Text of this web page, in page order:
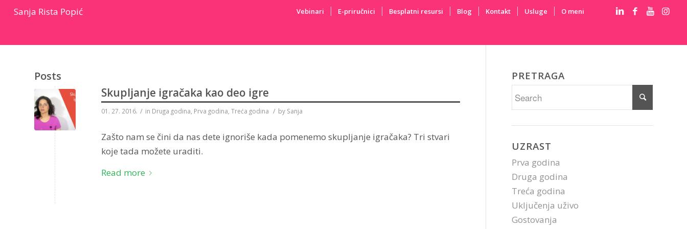
Sanja Rista Popić Vebinari E-priručnici Besplatni resursi Blog Kontakt Usluge O meni
Posts
Skupljanje igračaka kao deo igre
01. 27. 2016. / in Druga godina Prva godina Treća godina / by Sanja
Zašto nam se čini da nas dete ignoriše kada pomenemo skupljanje igračaka? Tri stvari
koje tada možete uraditi.
Read more
PRETRAGA
UZRAST
Prva godina
Druga godina
Treća godina
Uključenja uživo
Gostovanja